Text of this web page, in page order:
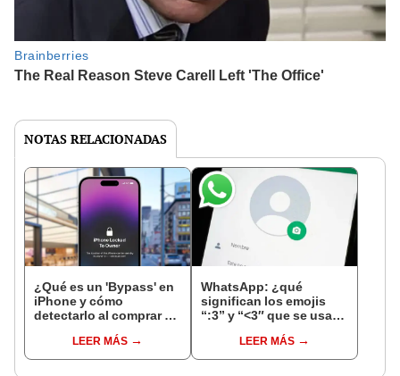
NOTAS RELACIONADAS
¿Qué es un 'Bypass' en
iPhone y cómo
detectarlo al comprar un
LEER MÁS
WhatsApp: ¿qué
significan los emojis
“:3” y “<3″ que se usan
LEER MÁS